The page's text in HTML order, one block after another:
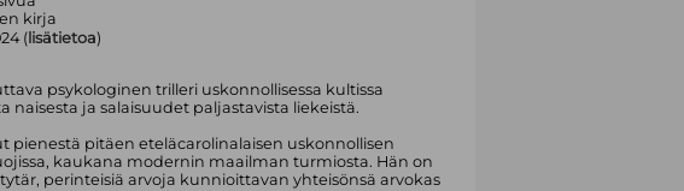
kirja
(lisätietoa)
psykologinen trilleri uskonnollisessa kultissa
naisesta ja salaisuudet paljastavista liekeistä.
pienestä pitäen eteläcarolinalaisen uskonnollisen
kaukana modernin maailman turmiosta. Hän on
perinteisiä arvoja kunnioittavan yhteisönsä arvokas